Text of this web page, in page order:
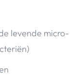
levende micro-